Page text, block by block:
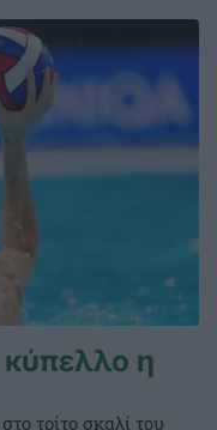
κύπελλο η
τρίτο σκαλί του